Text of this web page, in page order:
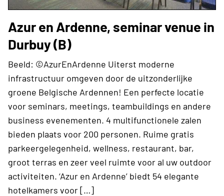
Azur en Ardenne, seminar venue in
Durbuy (B)
Beeld: ©AzurEnArdenne Uiterst moderne
infrastructuur omgeven door de uitzonderlijke
groene Belgische Ardennen! Een perfecte locatie
voor seminars, meetings, teambuildings en andere
business evenementen. 4 multifunctionele zalen
bieden plaats voor 200 personen. Ruime gratis
parkeergelegenheid, wellness, restaurant, bar,
groot terras en zeer veel ruimte voor al uw outdoor
activiteiten. ‘Azur en Ardenne’ biedt 54 elegante
hotelkamers voor […]